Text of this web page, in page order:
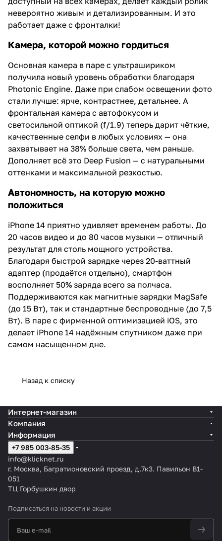
невероятно живым и детализированным. И это
работает даже с фронталки!
Камера, которой можно гордиться
Основная камера в паре с ультрашириком
получила новый уровень обработки благодаря
Photonic Engine. Даже при слабом освещении фото
стали лучше: ярче, контрастнее, детальнее. А
фронтальная камера с автофокусом и
светосильной оптикой (f/1.9) теперь дарит чёткие,
качественные селфи в любых условиях — она
захватывает на 38% больше света, чем раньше.
Дополняет всё это Deep Fusion — с натуральными
оттенками и максимальной резкостью.
Автономность, на которую можно
положиться
iPhone 14 приятно удивляет временем работы. До
20 часов видео и до 80 часов музыки — отличный
результат для столь мощного устройства.
Благодаря быстрой зарядке через 20-ваттный
адаптер (продаётся отдельно), смартфон
восполняет 50% заряда всего за полчаса.
Поддерживаются как магнитные зарядки MagSafe
(до 15 Вт), так и стандартные беспроводные (до 7,5
Вт). В паре с фирменной оптимизацией iOS, это
делает iPhone 14 надёжным спутником даже при
самом насыщенном дне.
Назад к списку
Интернет-магазин
Компания
Информация
+7 985 003-85-35
info@klicknet.ru
г. Москва, Багратионовский проезд, д.7к3. Павильон B1-
051
ТЦ Горбушкин двор
Подписаться на новости и акции